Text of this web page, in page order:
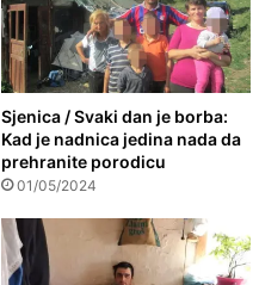
Sjenica / Svaki dan je borba:
Kad je nadnica jedina nada da
prehranite porodicu
01/05/2024